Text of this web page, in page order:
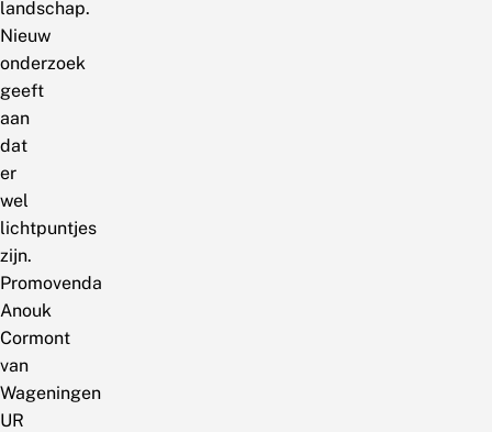
landschap.
Nieuw
onderzoek
geeft
aan
dat
er
wel
lichtpuntjes
zijn.
Promovenda
Anouk
Cormont
van
Wageningen
UR